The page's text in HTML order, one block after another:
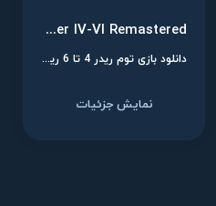
Tomb Raider IV-VI Remastered
دانلود بازی توم ریدر 4 تا 6 ریمستر برای نینتندو سوییچ
نمایش جزئیات